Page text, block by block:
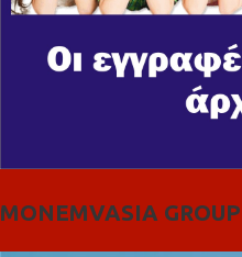
MONEMVASIA GROUP